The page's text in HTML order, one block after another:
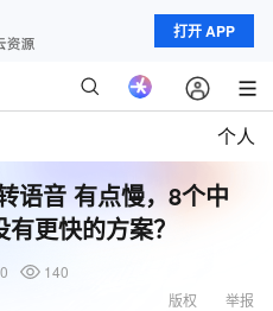
打开 APP
个人
语音 有点慢，8个中
更快的方案？
140
举报
版权